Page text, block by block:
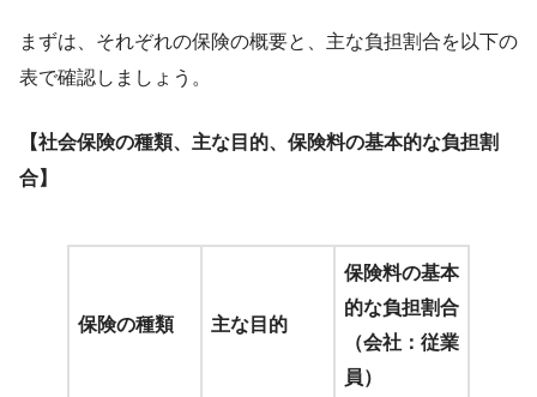
まずは、それぞれの保険の概要と、主な負担割合を以下の
表で確認しましょう。
【社会保険の種類、主な目的、保険料の基本的な負担割
合】
保険の種類 主な目的
保険料の基本
的な負担割合
（会社：従業
員）